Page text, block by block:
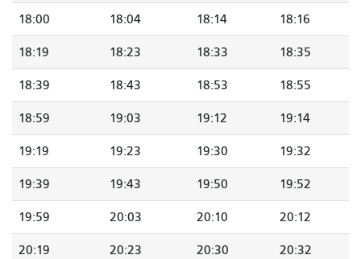
18:00 18:04 18:14 18:16
18:19 18:23 18:33 18:35
18:39 18:43 18:53 18:55
18:59 19:03 19:12 19:14
19:19 19:23 19:30 19:32
19:39 19:43 19:50 19:52
19:59 20:03 20:10 20:12
20:19 20:23 20:30 20:32